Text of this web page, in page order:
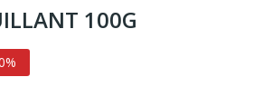
100G